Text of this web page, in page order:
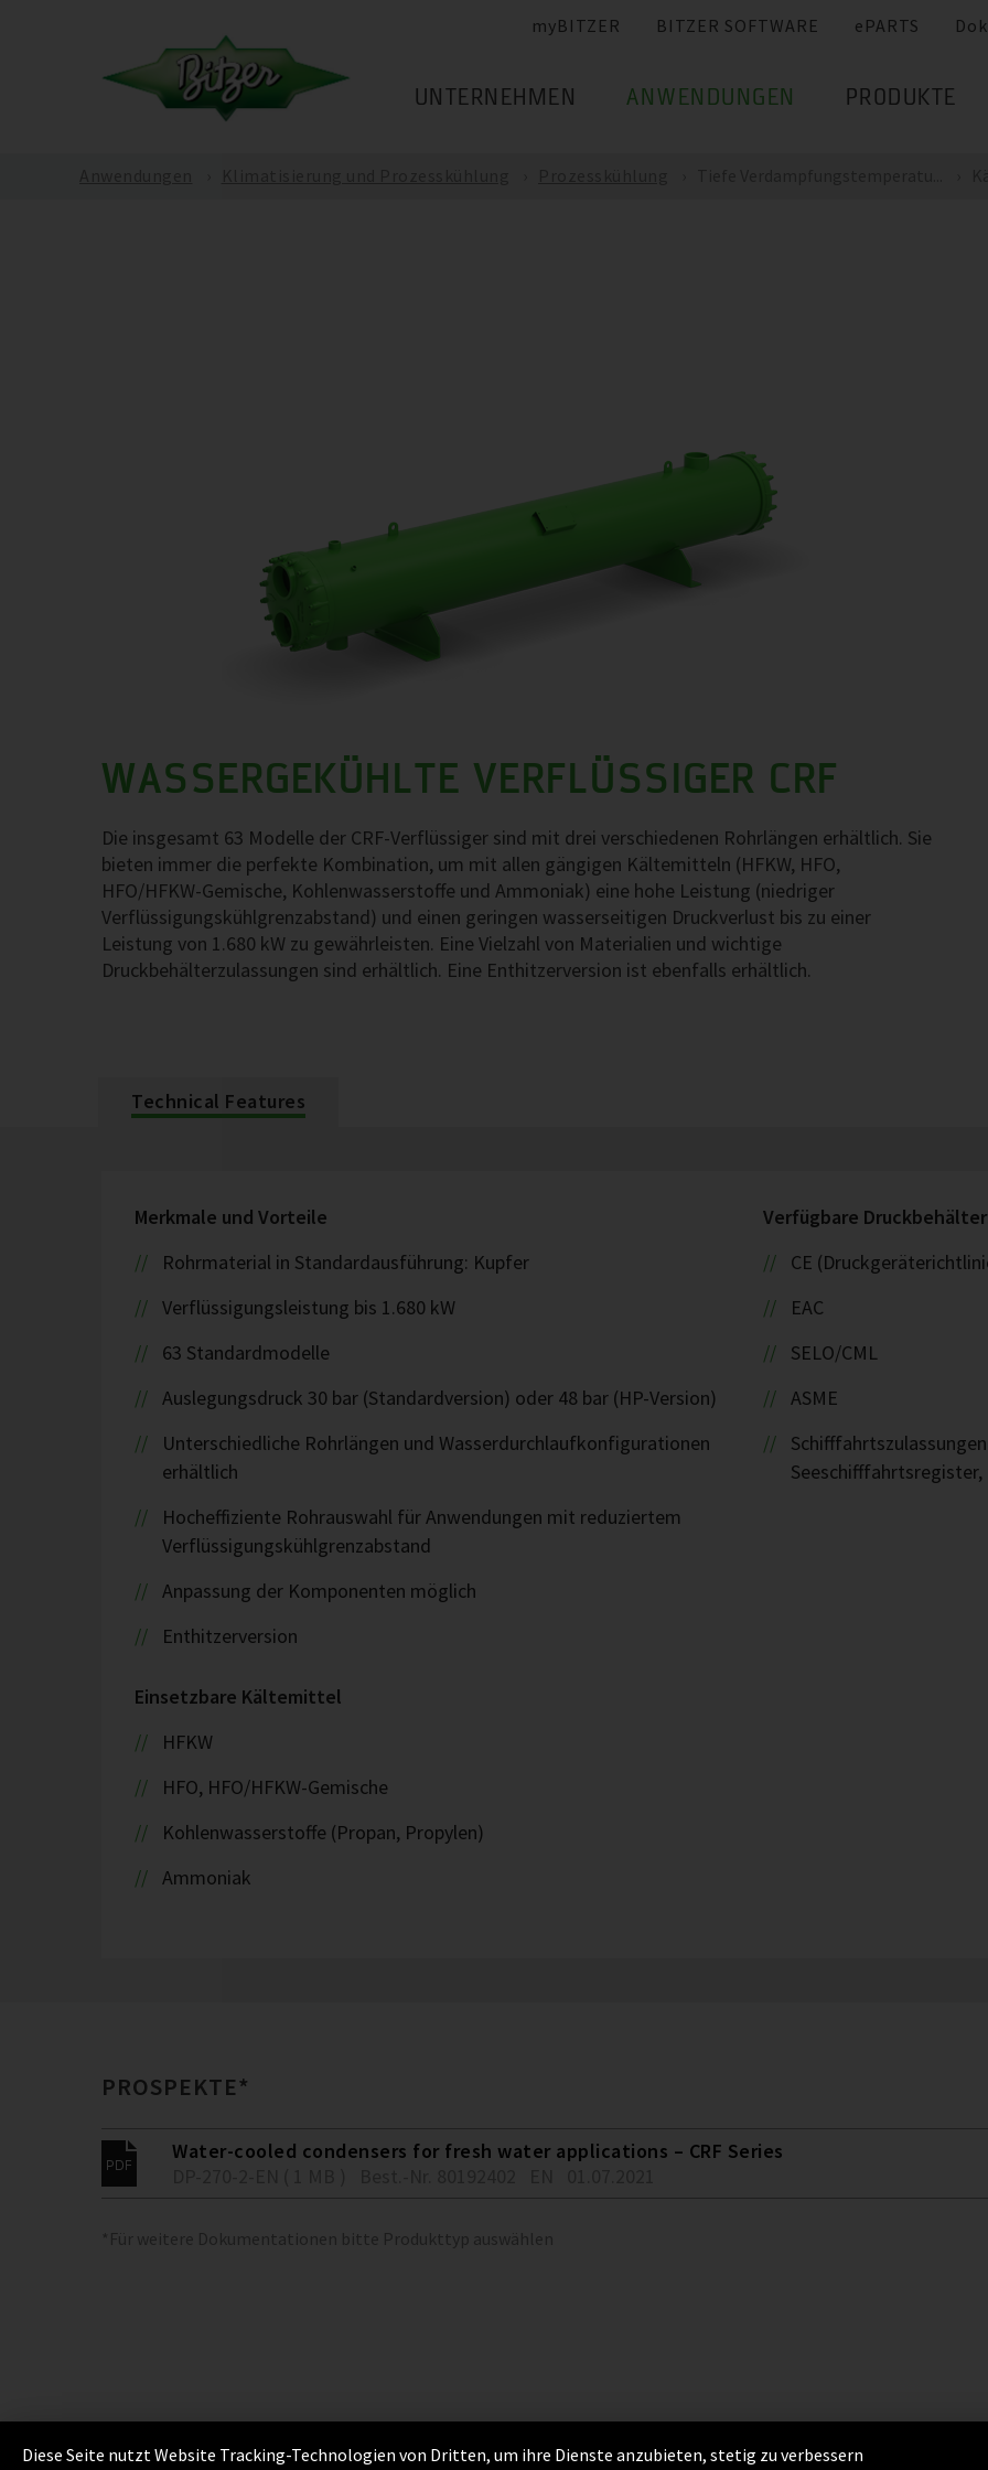
myBITZER BITZER SOFTWARE ePARTS
UNTERNEHMEN ANWENDUNGEN PRODUKTE
WASSERGEKÜHLTE VERFLÜSSIGER CRF
Die insgesamt 63 Modelle der CRF-Verflüssiger sind mit drei verschiedenen Rohrlängen erhältlich. Sie
bieten immer die perfekte Kombination, um mit allen gängigen Kältemitteln (HFKW, HFO,
HFO/HFKW-Gemische, Kohlenwasserstoffe und Ammoniak) eine hohe Leistung (niedriger
Verflüssigungskühlgrenzabstand) und einen geringen wasserseitigen Druckverlust bis zu einer
Leistung von 1.680 kW zu gewährleisten. Eine Vielzahl von Materialien und wichtige
Druckbehälterzulassungen sind erhältlich. Eine Enthitzerversion ist ebenfalls erhältlich.
Technical Features
Merkmale und Vorteile
Rohrmaterial in Standardausführung: Kupfer
Verflüssigungsleistung bis 1.680 kW
63 Standardmodelle
Auslegungsdruck 30 bar (Standardversion) oder 48 bar (HP-Version)
Unterschiedliche Rohrlängen und Wasserdurchlaufkonfigurationen
erhältlich
Hocheffiziente Rohrauswahl für Anwendungen mit reduziertem
Verflüssigungskühlgrenzabstand
Anpassung der Komponenten möglich
Enthitzerversion
Einsetzbare Kältemittel
HFKW
HFO, HFO/HFKW-Gemische
Kohlenwasserstoffe (Propan, Propylen)
Ammoniak
Verfügbare
CE
EAC
SELO/CML
ASME
Seeschifffahrtsregister,
PROSPEKTE*
Water-cooled condensers for fresh water applications – CRF Series
*Für weitere Dokumentationen bitte Produkttyp auswählen
Diese Seite nutzt Website Tracking-Technologien von Dritten, um ihre Dienste anzubieten, stetig zu verbessern